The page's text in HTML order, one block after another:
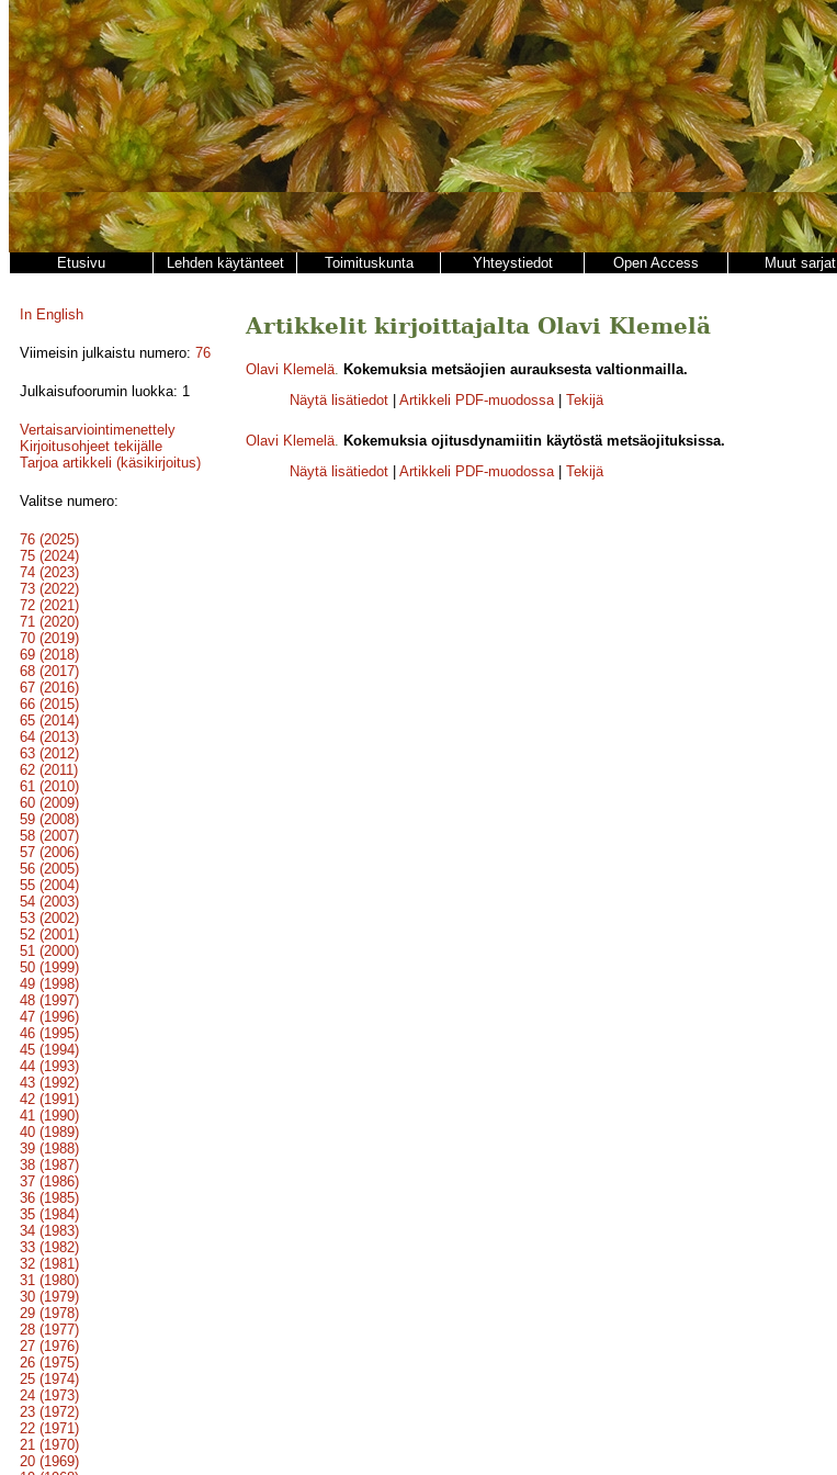
Etusivu Lehden käytänteet Toimituskunta Yhteystiedot Open Access Muut sarjat
In English
Viimeisin julkaistu numero: 76
Julkaisufoorumin luokka: 1
Vertaisarviointimenettely
Kirjoitusohjeet tekijälle
Tarjoa artikkeli (käsikirjoitus)
Valitse numero:
76 (2025)
75 (2024)
74 (2023)
73 (2022)
72 (2021)
71 (2020)
70 (2019)
69 (2018)
68 (2017)
67 (2016)
66 (2015)
65 (2014)
64 (2013)
63 (2012)
62 (2011)
61 (2010)
60 (2009)
59 (2008)
58 (2007)
57 (2006)
56 (2005)
55 (2004)
54 (2003)
53 (2002)
52 (2001)
51 (2000)
50 (1999)
49 (1998)
48 (1997)
47 (1996)
46 (1995)
45 (1994)
44 (1993)
43 (1992)
42 (1991)
41 (1990)
40 (1989)
39 (1988)
38 (1987)
37 (1986)
36 (1985)
35 (1984)
34 (1983)
33 (1982)
32 (1981)
31 (1980)
30 (1979)
29 (1978)
28 (1977)
27 (1976)
26 (1975)
25 (1974)
24 (1973)
23 (1972)
22 (1971)
21 (1970)
20 (1969)
Artikkelit kirjoittajalta Olavi Klemelä
Olavi Klemelä. Kokemuksia metsäojien aurauksesta valtionmailla.
Näytä lisätiedot
Artikkeli PDF-muodossa| Tekijä
Olavi Klemelä. Kokemuksia ojitusdynamiitin käytöstä metsäojituksissa.
Näytä lisätiedot
Artikkeli PDF-muodossa| Tekijä